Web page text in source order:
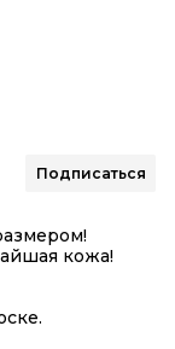
Подписаться
кожа!